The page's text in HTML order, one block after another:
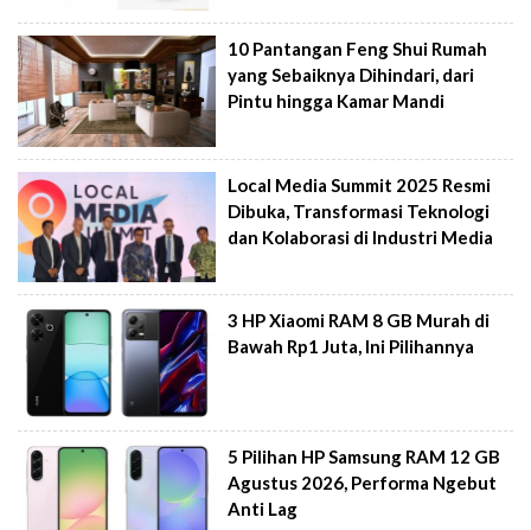
10 Pantangan Feng Shui Rumah
yang Sebaiknya Dihindari, dari
Pintu hingga Kamar Mandi
Local Media Summit 2025 Resmi
Dibuka, Transformasi Teknologi
dan Kolaborasi di Industri Media
3 HP Xiaomi RAM 8 GB Murah di
Bawah Rp1 Juta, Ini Pilihannya
5 Pilihan HP Samsung RAM 12 GB
Agustus 2026, Performa Ngebut
Anti Lag